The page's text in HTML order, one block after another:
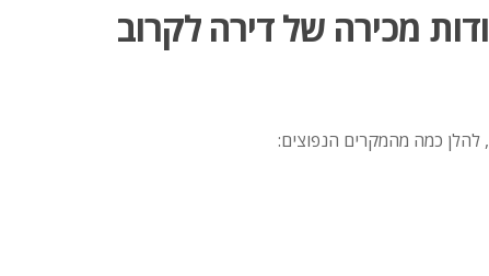
מכירה של דירה לקרוב
כמה מהמקרים הנפוצים: